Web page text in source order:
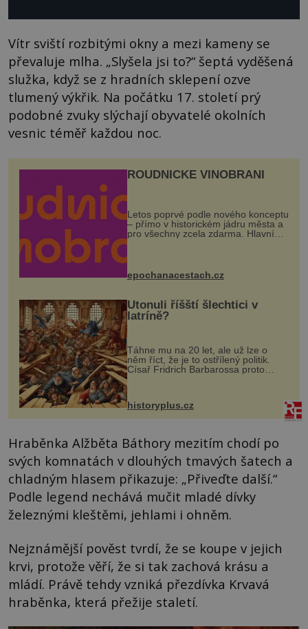
Vítr sviští rozbitými okny a mezi kameny se
převaluje mlha. „Slyšela jsi to?“ šeptá vyděšená
služka, když se z hradních sklepení ozve
tlumený výkřik. Na počátku 17. století prý
podobné zvuky slýchají obyvatelé okolních
vesnic téměř každou noc.
ROUDNICKÉ VINOBRANÍ
Letos poprvé podle nového konceptu
– přímo v historickém jádru města a
pro všechny zcela zdarma. Hlavní
program se odehraje na Karlově a
mohou těšit na víno, burčák, pes...
epochanacestach.cz
Utonuli říšští šlechtici v
latríně?
Táhne mu na 20 let, ale už lze o
něm říct, že je to ostřílený politik.
Císař Fridrich Barbarossa proto
posílá svého syna a dědice Jindřicha
VI. do Erfurtu, aby se stal
prostředníkem při řešení sporu m...
historyplus.cz
Hraběnka Alžběta Báthory mezitím chodí po
svých komnatách v dlouhých tmavých šatech a
chladným hlasem přikazuje: „Přiveďte další.“
Podle legend nechává mučit mladé dívky
železnými kleštěmi, jehlami i ohněm.
Nejznámější pověst tvrdí, že se koupe v jejich
krvi, protože věří, že si tak zachová krásu a
mládí. Právě tehdy vzniká přezdívka Krvavá
hraběnka, která přežije staletí.